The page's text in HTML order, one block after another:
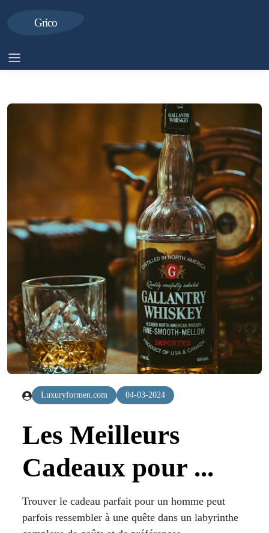
Grico
Luxuryformen.com 04-03-2024
Les Meilleurs
Cadeaux pour ...
Trouver le cadeau parfait pour un homme peut
parfois ressembler à une quête dans un labyrinthe